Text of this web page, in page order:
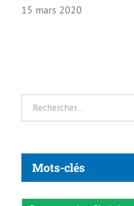
Mots-clés
8 mars : grève féministe